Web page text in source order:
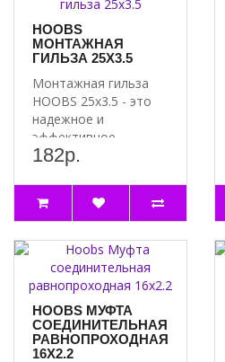
HOOBS
МОНТАЖНАЯ
ГИЛЬЗА 25X3.5
Монтажная гильза
HOOBS 25x3.5 - это
надежное и
эффективное
решение для
обеспечивает быс..
182р.
HOOBS МУФТА
СОЕДИНИТЕЛЬНАЯ
РАВНОПРОХОДНАЯ
16Х2.2